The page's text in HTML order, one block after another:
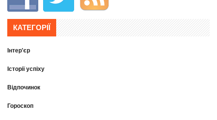
КАТЕГОРІЇ
Інтер'єр
Історії успіху
Відпочинок
Гороскоп